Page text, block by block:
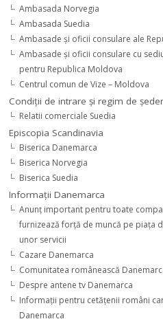
Ambasada Norvegia
Ambasada Suedia
Ambasade şi oficii consulare ale
Ambasade şi oficii consulare cu
pentru Republica Moldova
Centrul comun de Vize – Moldova
Condiţii de intrare şi regim de
Relatii comerciale Suedia
Episcopia Scandinavia
Biserica Danemarca
Biserica Norvegia
Biserica Suedia
Informaţii Danemarca
Anunţ important pentru toate
furnizează forţă de muncă pe piaţa
unor servicii
Cazare Danemarca
Comunitatea românească
Despre antene tv Danemarca
Informaţii pentru cetăţenii români
Danemarca